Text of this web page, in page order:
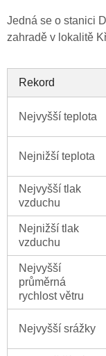
Jedná se o stanici
zahradě v lokalitě
Rekord
Nejvyšší teplota
Nejnižší teplota
Nejvyšší tlak
vzduchu
Nejnižší tlak
vzduchu
Nejvyšší
průměrná
rychlost větru
Nejvyšší srážky